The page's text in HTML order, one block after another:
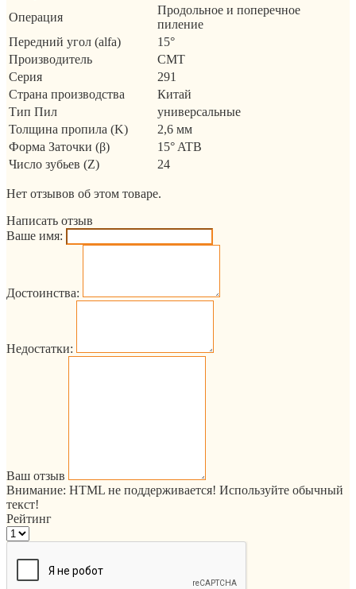
Операция
Продольное и поперечное
пиление
Передний угол (alfa)
15°
Производитель
CMT
Серия
291
Страна производства
Китай
Тип Пил
универсальные
Толщина пропила (K)
2,6 мм
Форма Заточки (β)
15° ATB
Число зубьев (Z)
24
Нет отзывов об этом товаре.
Написать отзыв
Ваше имя:
Достоинства:
Недостатки:
Ваш отзыв
Внимание: HTML не поддерживается! Используйте обычный
текст!
Рейтинг